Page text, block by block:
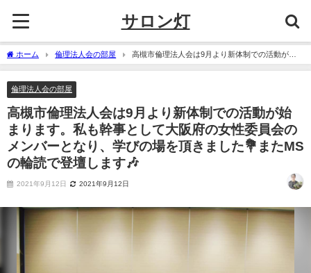
サロン灯
ホーム 倫理法人会の部屋
高槻市倫理法人会は9月より新体制での活動が始
まります。私も幹事として大阪府の女性委員会のメンバーとなり、学びの場を頂きま
倫理法人会の部屋
高槻市倫理法人会は9月より新体制での活動が始
まります。私も幹事として大阪府の女性委員会の
メンバーとなり、学びの場を頂きました💐またMS
の輪読で登壇します🎶
2021年9月12日 2021年9月12日